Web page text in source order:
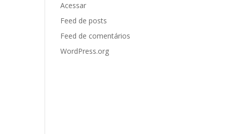
Acessar
Feed de posts
Feed de comentários
WordPress.org